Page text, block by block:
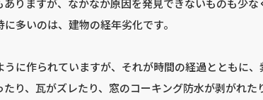
多いのは、建物の経年劣化です。
に作られていますが、それが時間の経過とともに
り、瓦がズレたり、窓のコーキング防水が剥がれた